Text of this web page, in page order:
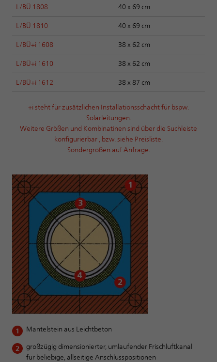
L/BÜ 1808 40 x 69 cm
L/BÜ 1810 40 x 69 cm
L/BÜ+i 1608 38 x 62 cm
L/BÜ+i 1610 38 x 62 cm
L/BÜ+i 1612 38 x 87 cm
+i steht für zusätzlichen Installationsschacht für bspw.
Solarleitungen.
Weitere Größen und Kombinatinen sind über die Suchleiste
konfigurierbar , bzw. siehe Preisliste.
Sondergrößen auf Anfrage.
Mantelstein aus Leichtbeton
großzügig dimensionierter, umlaufender Frischluftkanal
für beliebige, allseitige Anschlusspositionen